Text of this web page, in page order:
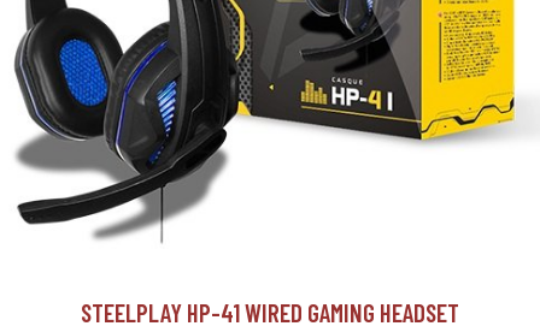
STEELPLAY HP-41 WIRED GAMING HEADSET